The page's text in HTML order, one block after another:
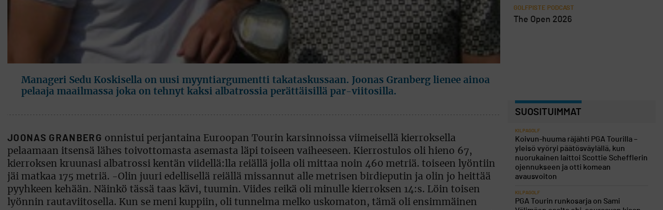
Manageri Sedu Koskisella on uusi myyntiargumentti takataskussaan. Joonas Granberg lienee ainoa
pelaaja maailmassa joka on tehnyt kaksi albatrossia perättäisillä par-viitosilla.
JOONAS GRANBERG onnistui perjantaina Euroopan Tourin karsinnoissa viimeisellä kierroksella
pelaamaan itsensä lähes toivottomasta asemasta läpi toiseen vaiheeseen. Kierrostulos oli hieno 67,
kierroksen kruunasi albatrossi kentän viidellä:lla reiällä jolla oli mittaa noin 460 metriä. toiseen lyöntiin
jäi matkaa 175 metriä. -Olin juuri edellisellä reiällä missannut alle metrisen birdieputin ja olin jo heittää
pyyhkeen kehään. Näinkö tässä taas kävi, tuumin. Viides reikä oli minulle kierroksen 14:s. Löin toisen
lyönnin rautaviitosella. Kun se meni kuppiin, oli tunnelma melko uskomaton, tämä oli ensimmäinen
GOLFPISTE PODCAST
The Open 2026
SUOSITUIMMAT
KILPAGOLF
Koivun-huuma räjähti PGA Tourilla –
yleisö vyöryi päätösväylällä, kun
nuorukainen laittoi Scottie Schefflerin
ojennukseen ja otti komean
avausvoiton
KILPAGOLF
PGA Tourin runkosarja on Sami